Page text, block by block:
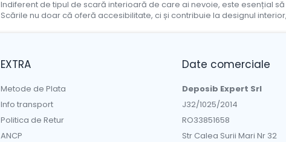
Indiferent de tipul de scară interioară de care ai nevoie, este esențial
Scările nu doar că oferă accesibilitate, ci și contribuie la designul
EXTRA
Metode de Plata
Info transport
Politica de Retur
ANCP
Date comerciale
Deposib Expert Srl
J32/1025/2014
RO33851658
Str Calea Surii Mari Nr 32